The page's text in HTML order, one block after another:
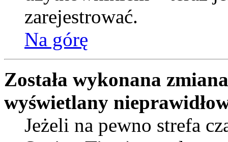
zarejestrować.
Na górę
Została wykonana
wyświetlany
Jeżeli na pewno strefa